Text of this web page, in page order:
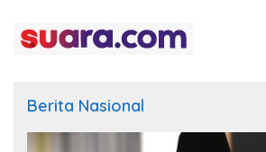
Berita Nasional